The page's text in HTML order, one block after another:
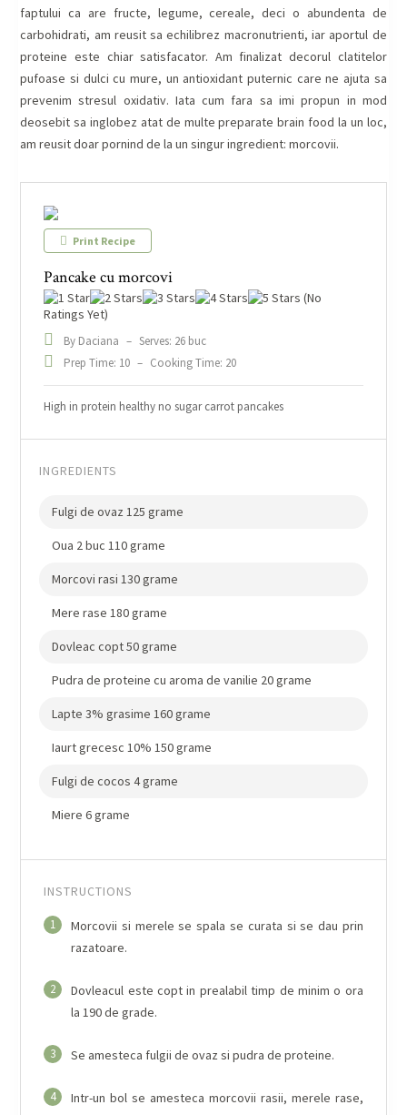
faptului ca are fructe, legume, cereale, deci o abundenta de
carbohidrati, am reusit sa echilibrez macronutrienti, iar aportul de
proteine este chiar satisfacator. Am finalizat decorul clatitelor
pufoase si dulci cu mure, un antioxidant puternic care ne ajuta sa
prevenim stresul oxidativ. Iata cum fara sa imi propun in mod
deosebit sa inglobez atat de multe preparate brain food la un loc,
am reusit doar pornind de la un singur ingredient: morcovii.
Print Recipe
Pancake cu morcovi
(No
Ratings Yet)
By Daciana – Serves: 26 buc
Prep Time: 10 – Cooking Time: 20
High in protein healthy no sugar carrot pancakes
INGREDIENTS
Fulgi de ovaz 125 grame
Oua 2 buc 110 grame
Morcovi rasi 130 grame
Mere rase 180 grame
Dovleac copt 50 grame
Pudra de proteine cu aroma de vanilie 20 grame
Lapte 3% grasime 160 grame
Iaurt grecesc 10% 150 grame
Fulgi de cocos 4 grame
Miere 6 grame
INSTRUCTIONS
1
Morcovii si merele se spala se curata si se dau prin
razatoare.
2
Dovleacul este copt in prealabil timp de minim o ora
la 190 de grade.
3 Se amesteca fulgii de ovaz si pudra de proteine.
4
Intr-un bol se amesteca morcovii rasii, merele rase,